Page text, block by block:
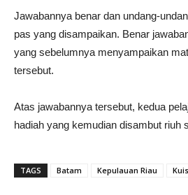
Jawabannya benar dan undang-
pas yang disampaikan. Benar
yang sebelumnya menyampaikan
tersebut.
Atas jawabannya tersebut, kedua
hadiah yang kemudian disambut riuh
TAGS Batam Kepulauan Riau Kuis